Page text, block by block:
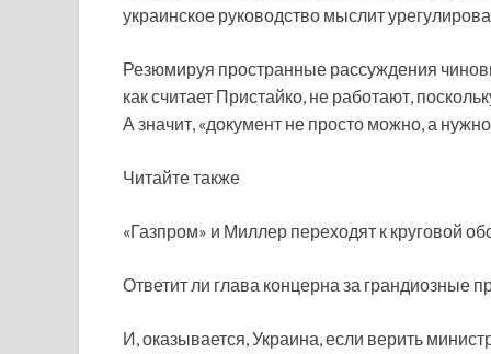
украинское руководство мыслит
Резюмируя пространные рассуждения
как считает Пристайко, не работают,
А значит, «документ не просто можно, а
Читайте также
«Газпром» и Миллер переходят к круговой
Ответит ли глава концерна за грандиозные
И, оказывается, Украина, если верить